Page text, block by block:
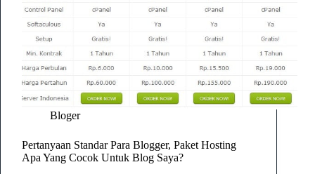
Bloger
Pertanyaan Standar Para Blogger, Paket Hosting
Apa Yang Cocok Untuk Blog Saya?